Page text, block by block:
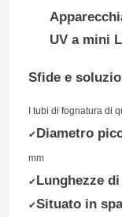
UV a mini
Sfide e
I tubi di fognatura di
✔Diametro
mm
✔Lunghezze
✔Situato in